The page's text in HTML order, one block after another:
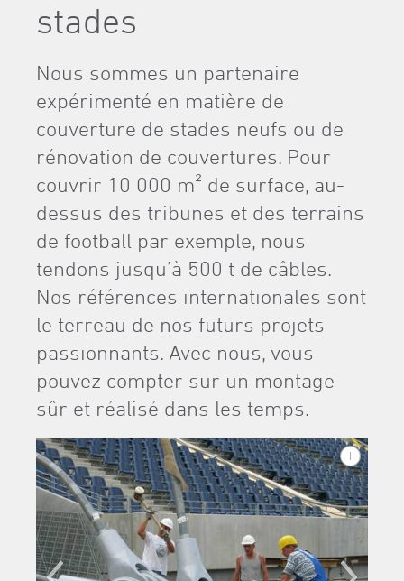
stades
Nous sommes un partenaire
expérimenté en matière de
couverture de stades neufs ou de
rénovation de couvertures. Pour
couvrir 10 000 m² de surface, au-
dessus des tribunes et des terrains
de football par exemple, nous
tendons jusqu’à 500 t de câbles.
Nos références internationales sont
le terreau de nos futurs projets
passionnants. Avec nous, vous
pouvez compter sur un montage
sûr et réalisé dans les temps.